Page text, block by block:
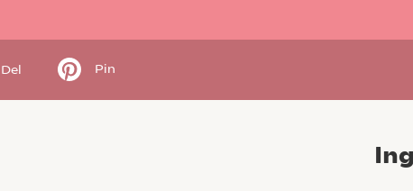
Del Pin